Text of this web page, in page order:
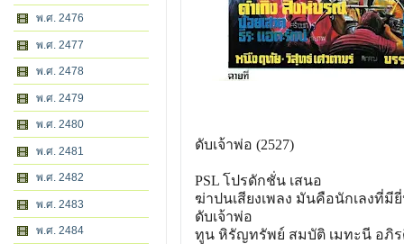
พ.ศ. 2476
พ.ศ. 2477
พ.ศ. 2478
พ.ศ. 2479
พ.ศ. 2480
พ.ศ. 2481
พ.ศ. 2482
พ.ศ. 2483
พ.ศ. 2484
ดับเจ้าพ่อ (2527)
PSL โปรดักชั่น เสนอ
ฆ่าปนเสียงเพลง มันคือนักเลงที่มี
ดับเจ้าพ่อ
ทูน หิรัญทรัพย์ สมบัติ เมทะนี อภิ